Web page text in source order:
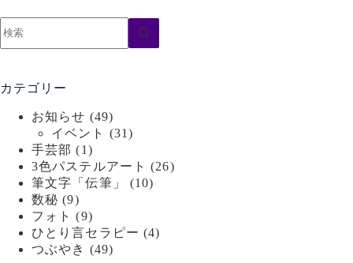
果
カテゴリー
お知らせ (49)
イベント
(31)
手芸部 (1)
3色パステルアート (26)
筆文字「伝筆」
(10)
数秘 (9)
フォト (9)
ひとり言セラピー (4)
つぶやき (49)